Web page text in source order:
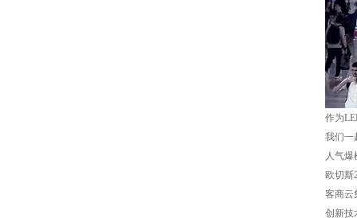
作为
我们一
人气
欧切
客商云
创新技